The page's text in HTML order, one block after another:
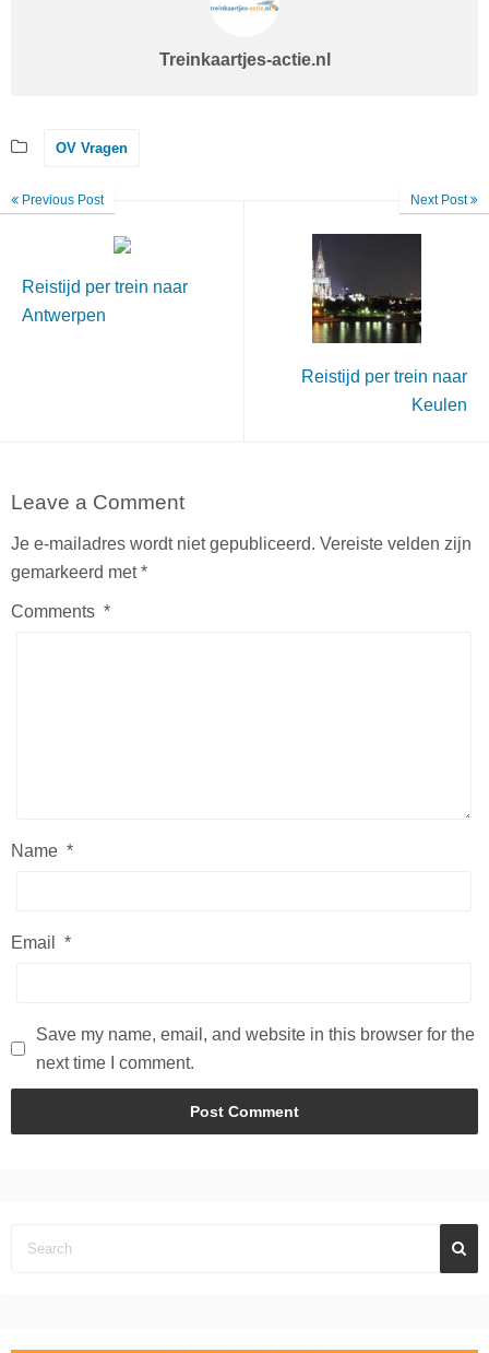
Treinkaartjes-actie.nl
OV Vragen
Previous Post
Reistijd per trein naar
Antwerpen
Next Post
Reistijd per trein naar
Keulen
Leave a Comment
Je e-mailadres wordt niet gepubliceerd. Vereiste velden zijn
gemarkeerd met*
Comments *
Name *
Email *
Save my name, email, and website in this browser for the
next time I comment.